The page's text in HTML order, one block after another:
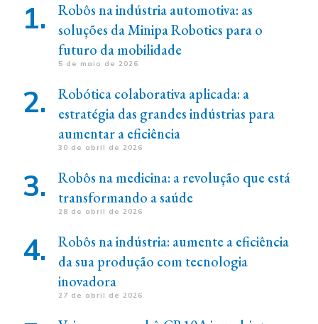
Robôs na indústria automotiva: as
soluções da Minipa Robotics para o
futuro da mobilidade
5 de maio de 2026
Robótica colaborativa aplicada: a
estratégia das grandes indústrias para
aumentar a eficiência
30 de abril de 2026
Robôs na medicina: a revolução que está
transformando a saúde
28 de abril de 2026
Robôs na indústria: aumente a eficiência
da sua produção com tecnologia
inovadora
27 de abril de 2026